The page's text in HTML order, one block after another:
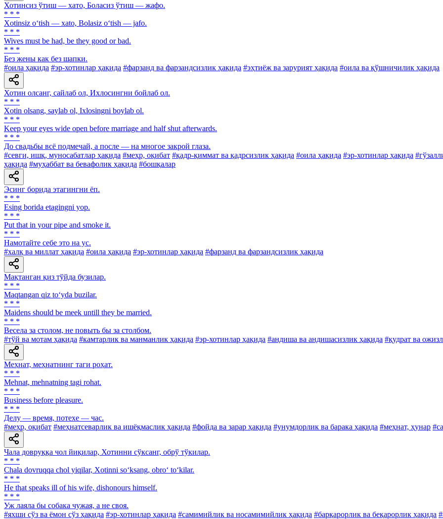
Хотинсиз ўтиш — хато, Боласиз ўтиш — жафо.
* * *
Xotinsiz o‘tish — xato, Bolasiz o‘tish — jafo.
* * *
Wives must be had, be they good or bad.
* * *
Без жены как без шапки.
#оила ҳақида #эр-хотинлар ҳақида #фарзанд ва фарзандсизлик ҳақида #эҳтиёж ва зарурият ҳақида #оила ва қўшничилик ҳақида
Хотин олсанг, сайлаб ол, Ихлосингни бойлаб ол.
* * *
Xotin olsang, saylab ol, Ixlosingni boylab ol.
* * *
Keep your eyes wide open before marriage and half shut afterwards.
* * *
До свадьбы всё подмечай, а после — на многое закрой глаза.
#севги, ишқ, муносабатлар ҳақида #меҳр, оқибат #қадр-қиммат ва қадрсизлик ҳақида #оила ҳақида #эр-хотинлар ҳақида
ҳақида #муҳаббат ва бевафолик ҳақида #бошқалар
Эсинг борида этагингни ёп.
* * *
Esing borida etagingni yop.
* * *
Put that in your pipe and smoke it.
* * *
Намотайте себе это на ус.
#халқ ва миллат ҳақида #оила ҳақида #эр-хотинлар ҳақида #фарзанд ва фарзандсизлик ҳақида
Мақтанган қиз тўйда бузилар.
* * *
Maqtangan qiz to‘yda buzilar.
* * *
Maidens should be meek untill they be married.
* * *
Весела за столом, не повыть бы за столбом.
#тўй ва мотам ҳақида #камтарлик ва манманлик ҳақида #эр-хотинлар ҳақида #андиша ва андишасизлик ҳақида #қудрат ва
Меҳнат, меҳнатнинг таги роҳат.
* * *
Mehnat, mehnatning tagi rohat.
* * *
Business before pleasure.
* * *
Делу — время, потехе — час.
#меҳр, оқибат #меҳнатсеварлик ва ишёқмаслик ҳақида #фойда ва зарар ҳақида #унумдорлик ва барака ҳақида #меҳнат, ҳунар
Чала довруққа чол йиқилар, Хотинни сўксанг, обрў тўкилар.
* * *
Chala dovruqqa chol yiqilar, Xotinni so‘ksang, obro‘ to‘kilar.
* * *
He that speaks ill of his wife, dishonours himself.
* * *
Уж лаяла бы собака чужая, а не своя.
#яхши сўз ва ёмон сўз ҳақида #эр-хотинлар ҳақида #самимийлик ва носамимийлик ҳақида #барқарорлик ва беқарорлик ҳақида